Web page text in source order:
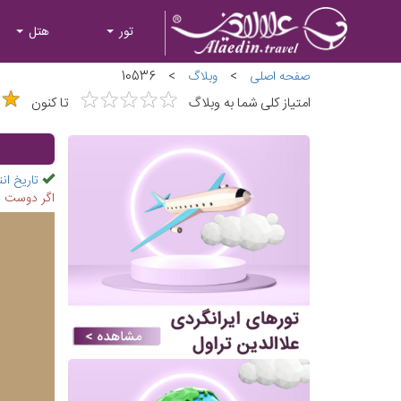
تور هتل
صفحه اصلی > وبلاگ >
10536
امتیاز کلی شما به وبلاگ ★★★★★
★★★★★ تا کنون ★
★
تاریخ
اگر دوست